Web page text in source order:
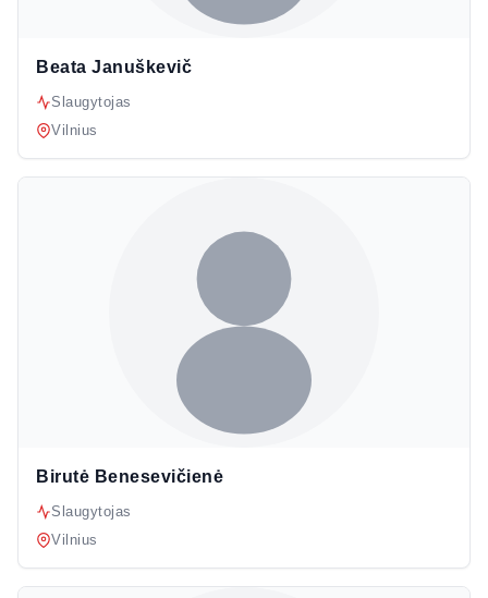
Beata Januškevič
Slaugytojas
Vilnius
Birutė Benesevičienė
Slaugytojas
Vilnius